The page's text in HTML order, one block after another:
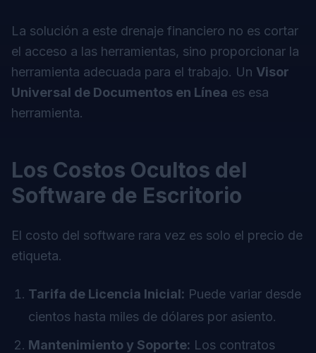
La solución a este drenaje financiero no es cortar
el acceso a las herramientas, sino proporcionar la
herramienta adecuada para el trabajo. Un Visor
Universal de Documentos en Línea es esa
herramienta.
Los Costos Ocultos del
Software de Escritorio
El costo del software rara vez es solo el precio de
etiqueta.
Tarifa de Licencia Inicial: Puede variar desde
cientos hasta miles de dólares por asiento.
Mantenimiento y Soporte: Los contratos